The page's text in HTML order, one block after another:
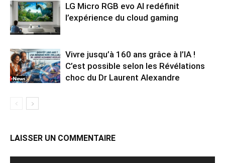
LG Micro RGB evo AI redéfinit
l’expérience du cloud gaming
Vivre jusqu’à 160 ans grâce à l’IA !
C’est possible selon les Révélations
choc du Dr Laurent Alexandre
LAISSER UN COMMENTAIRE